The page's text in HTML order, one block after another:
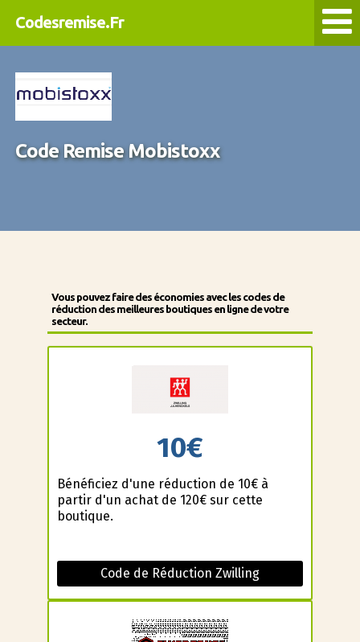
Codesremise.Fr
Code Remise Mobistoxx
Vous pouvez faire des économies avec les codes de
réduction des meilleures boutiques en ligne de votre
secteur.
10€
Bénéficiez d'une réduction de 10€ à
partir d'un achat de 120€ sur cette
boutique.
Code de Réduction Zwilling